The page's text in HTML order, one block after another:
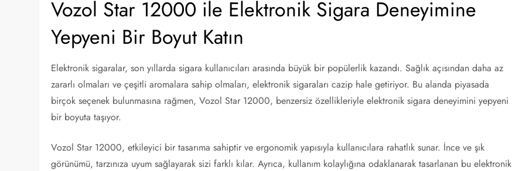
Vozol Star 12000 ile Elektronik Sigara Deneyimine
Yepyeni Bir Boyut Katın
Elektronik sigaralar, son yıllarda sigara kullanıcıları arasında büyük bir popülerlik kazandı. Sağlık açısından daha az
zararlı olmaları ve çeşitli aromalara sahip olmaları, elektronik sigaraları cazip hale getiriyor. Bu alanda piyasada
birçok seçenek bulunmasına rağmen, Vozol Star 12000, benzersiz özellikleriyle elektronik sigara deneyimini yepyeni
bir boyuta taşıyor.
Vozol Star 12000, etkileyici bir tasarıma sahiptir ve ergonomik yapısıyla kullanıcılara rahatlık sunar. İnce ve şık
görünümü, tarzınıza uyum sağlayarak sizi farklı kılar. Ayrıca, kullanım kolaylığına odaklanarak tasarlanan bu elektronik